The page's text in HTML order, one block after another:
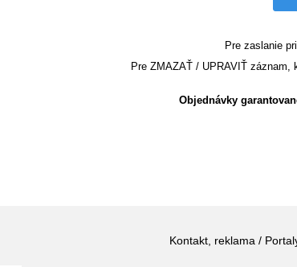
Pre zaslanie
Pre ZMAZAŤ / UPRAVIŤ záznam,
Objednávky
Kontakt, reklama /